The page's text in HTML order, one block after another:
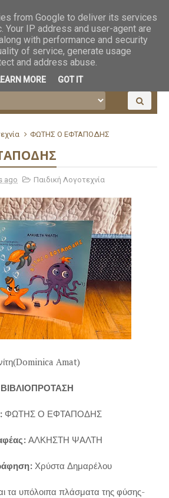
ΦΩΤΗΣ Ο ΕΦΤΑΠΟΔΗΣ
ago Παιδική Λογοτεχνία
Amat)
ΒΙΒΛΙΟΠΡΟΤΑΣΗ
ΦΩΤΗΣ Ο ΕΦΤΑΠΟΔΗΣ
ΑΛΚΗΣΤΗ ΨΑΛΤΗ
Χρύστα Δημαρέλου
τα υπόλοιπα πλάσματα της φύσης-
from Google to deliver its services
Your IP address and user-agent are
with performance and security
of service, generate usage
and address abuse.
MORE GOT IT